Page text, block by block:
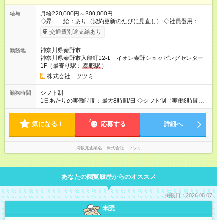
給与
月給220,000円～300,000円
◇昇 給：あり（契約更新のたびに見直し） ◇社員登用：あり
（実績・評価をもとに推薦） ※ご入社時の給与希望は面接時に
お伺いします。 【試用期間】試用期間あり 試用期間の長さ：3
交通費別途支給あり
勤務地
神奈川県秦野市
神奈川県秦野市入船町12-1 イオン秦野ショッピングセンター
1F（最寄り駅： 秦野駅 ）
株式会社 ツツミ
勤務時間
シフト制
1日あたりの実働時間：最大8時間/日 ◇シフト制（実働8時間／
休憩60分） 営業時間に合わせて、早番・遅番の交代制 ＼ シフト
遅番：12:00～21:00 ※店舗ローテーションに従う ※希望休制度
気になる！ 応募する 詳細へ
掲載元企業名 株式会社 ツツミ
あなたの閲覧履歴からのオススメ
掲載日：2026.08.07
未読